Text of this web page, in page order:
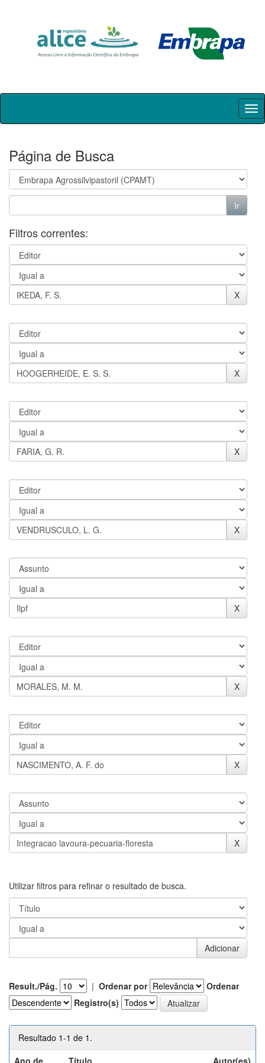
Skip
Página de Busca
Filtros correntes:
Utilizar filtros para refinar o resultado de busca.
Result./Pág. | Ordenar por
Ordenar
Registro(s)
Resultado 1-1 de 1.
Ano de
Título Autor(es)